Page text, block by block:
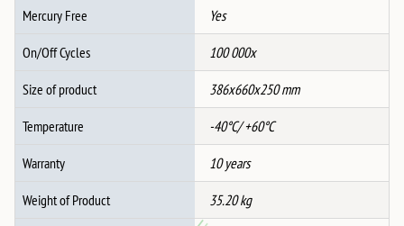
Mercury Free Yes
On/Off Cycles 100 000x
Size of product 386x660x250 mm
Temperature -40°C/ +60°C
Warranty 10 years
Weight of Product 35.20 kg